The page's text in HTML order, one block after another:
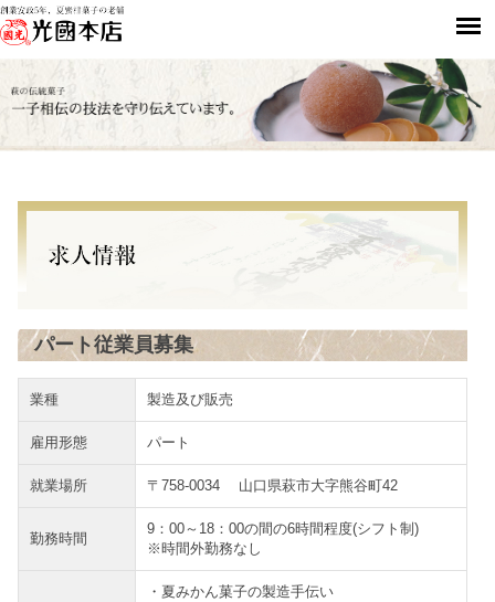
パート従業員募集
業種 製造及び販売
雇用形態 パート
就業場所 〒758-0034 山口県萩市大字熊谷町42
勤務時間
9：00～18：00の間の6時間程度(シフト制)
※時間外勤務なし
・夏みかん菓子の製造手伝い